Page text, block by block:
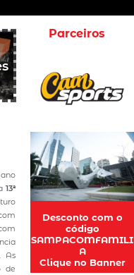
13ª
As
de
Parceiros
Desconto com o
código
SAMPACOMFAMILI
A
Clique no Banner